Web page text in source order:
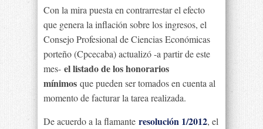
Con la mira puesta en contrarrestar el efecto
que genera la inflación sobre los ingresos, el
Consejo Profesional de Ciencias Económicas
porteño (Cpcecaba) actualizó -a partir de este
mes- el listado de los honorarios
mínimos que pueden ser tomados en cuenta al
momento de facturar la tarea realizada.
De acuerdo a la flamante resolución 1/2012, el